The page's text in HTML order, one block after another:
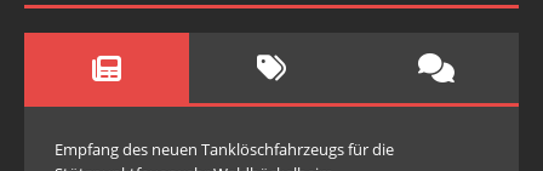
Empfang des neuen Tanklöschfahrzeugs für die